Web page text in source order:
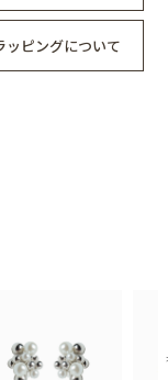
ッピングについて